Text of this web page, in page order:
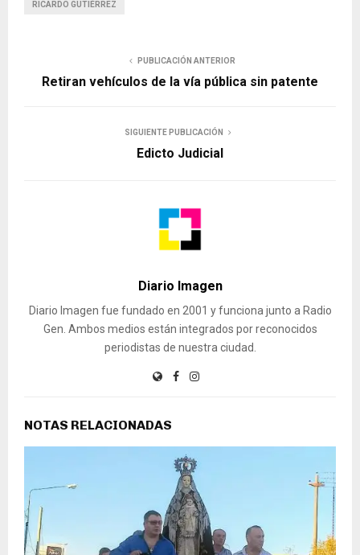
RICARDO GUTIÉRREZ
PUBLICACIÓN ANTERIOR
Retiran vehículos de la vía pública sin patente
SIGUIENTE PUBLICACIÓN
Edicto Judicial
Diario Imagen
Diario Imagen fue fundado en 2001 y funciona junto a Radio
Gen. Ambos medios están integrados por reconocidos
periodistas de nuestra ciudad.
NOTAS RELACIONADAS